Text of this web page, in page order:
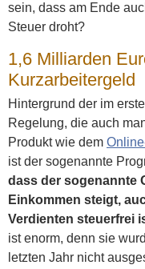
sein, dass am Ende
Steuer droht?
1,6 Milliarden
Kurzarbeitergeld
Hintergrund der im
Regelung, die auch
Produkt wie dem
ist der sogenannte
dass der sogenannte
Einkommen steigt,
Verdienten steuerfrei
ist enorm, denn sie
letzten Jahr nicht